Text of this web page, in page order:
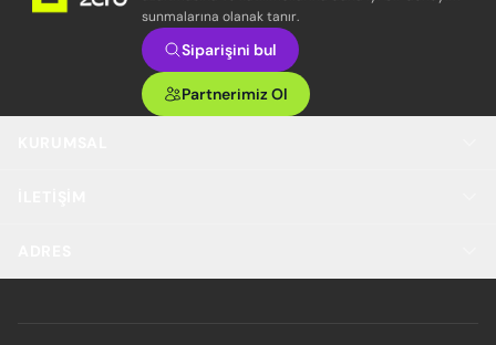
sunmalarına olanak tanır.
Siparişini bul
Partnerimiz Ol